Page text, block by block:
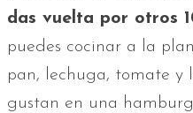
das vuelta por otros
puedes cocinar a la
pan, lechuga, tomate y
gustan en una